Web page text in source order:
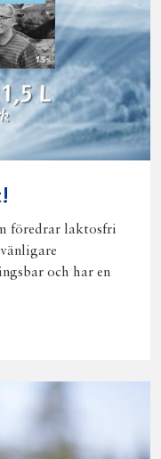
föredrar laktosfri
och har en